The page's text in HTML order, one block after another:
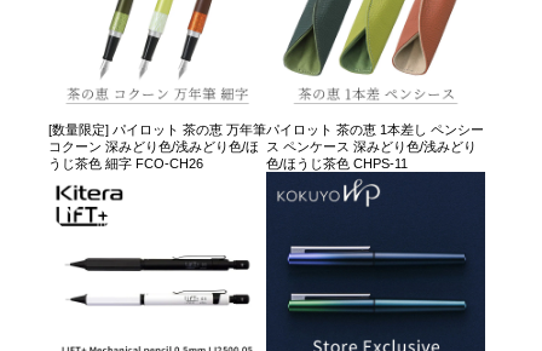
[数量限定] パイロット 茶の恵 万年筆
コクーン 深みどり色/浅みどり色/ほ
うじ茶色 細字 FCO-CH26
パイロット 茶の恵 1本差し ペンシー
ス ペンケース 深みどり色/浅みどり
色/ほうじ茶色 CHPS-11